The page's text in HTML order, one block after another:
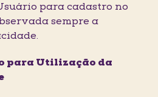
para cadastro no
sempre a
para Utilização da